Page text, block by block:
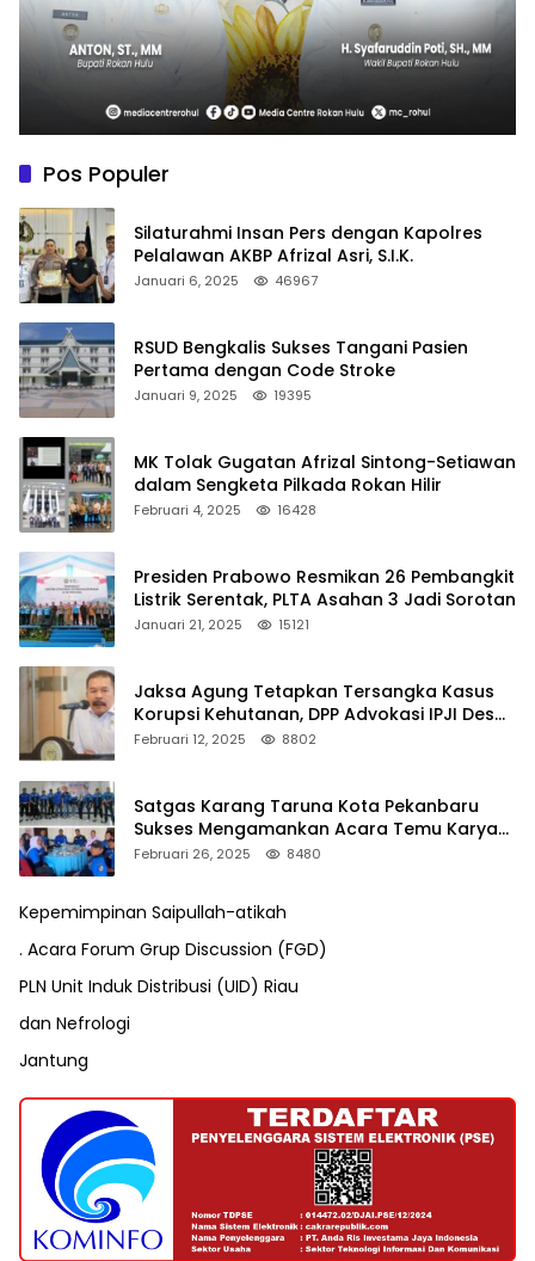
Pos Populer
Silaturahmi Insan Pers dengan Kapolres
Pelalawan AKBP Afrizal Asri, S.I.K.
Januari 6, 2025 46967
RSUD Bengkalis Sukses Tangani Pasien
Pertama dengan Code Stroke
Januari 9, 2025 19395
MK Tolak Gugatan Afrizal Sintong-Setiawan
dalam Sengketa Pilkada Rokan Hilir
Februari 4, 2025 16428
Presiden Prabowo Resmikan 26 Pembangkit
Listrik Serentak, PLTA Asahan 3 Jadi Sorotan
Januari 21, 2025 15121
Jaksa Agung Tetapkan Tersangka Kasus
Korupsi Kehutanan, DPP Advokasi IPJI Desak
Pengusutan Pajak RAPP
Februari 12, 2025 8802
Satgas Karang Taruna Kota Pekanbaru
Sukses Mengamankan Acara Temu Karya
VII Karang Taruna Pekanbaru
Februari 26, 2025 8480
Kepemimpinan Saipullah-atikah
. Acara Forum Grup Discussion (FGD)
PLN Unit Induk Distribusi (UID) Riau
dan Nefrologi
Jantung